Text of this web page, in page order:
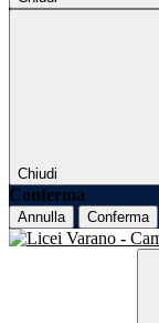
Chiudi
Conferma
Annulla Conferma